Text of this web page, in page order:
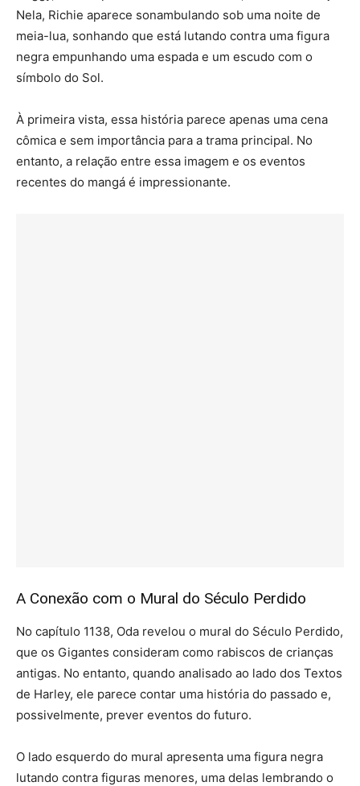
Nela, Richie aparece sonambulando sob uma noite de
meia-lua, sonhando que está lutando contra uma figura
negra empunhando uma espada e um escudo com o
símbolo do Sol.
À primeira vista, essa história parece apenas uma cena
cômica e sem importância para a trama principal. No
entanto, a relação entre essa imagem e os eventos
recentes do mangá é impressionante.
A Conexão com o Mural do Século Perdido
No capítulo 1138, Oda revelou o mural do Século Perdido,
que os Gigantes consideram como rabiscos de crianças
antigas. No entanto, quando analisado ao lado dos Textos
de Harley, ele parece contar uma história do passado e,
possivelmente, prever eventos do futuro.
O lado esquerdo do mural apresenta uma figura negra
lutando contra figuras menores, uma delas lembrando o